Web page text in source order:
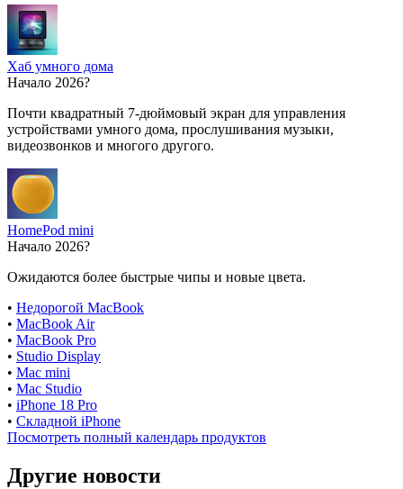
Хаб умного дома
Начало 2026?
Почти квадратный 7-дюймовый экран для управления
устройствами умного дома, прослушивания музыки,
видеозвонков и многого другого.
HomePod mini
Начало 2026?
Ожидаются более быстрые чипы и новые цвета.
• Недорогой MacBook
• MacBook Air
• MacBook Pro
• Studio Display
• Mac mini
• Mac Studio
• iPhone 18 Pro
• Складной iPhone
Посмотреть полный календарь продуктов
Другие новости